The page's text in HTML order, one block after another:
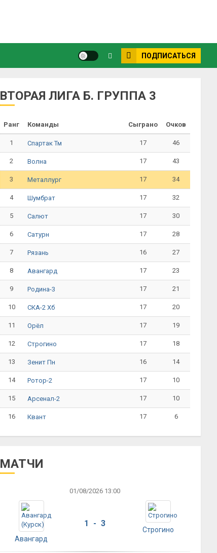
ПОДПИСАТЬСЯ
ВТОРАЯ ЛИГА Б. ГРУППА 3
Ранг Команды Сыграно Очков
1 Спартак Тм 17 46
2 Волна 17 43
3 Металлург 17 34
4 Шумбрат 17 32
5 Салют 17 30
6 Сатурн 17 28
7 Рязань 16 27
8 Авангард 17 23
9 Родина-3 17 21
10 СКА-2 Хб 17 20
11 Орёл 17 19
12 Строгино 17 18
13 Зенит Пн 16 14
14 Ротор-2 17 10
15 Арсенал-2 17 10
16 Квант 17 6
МАТЧИ
01/08/2026 13:00
Авангард
1 - 3
Строгино